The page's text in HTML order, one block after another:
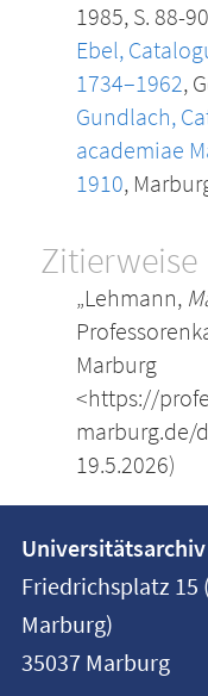
1985, S. 88-
Ebel,
1734–1962,
Gundlach,
academiae
1910,
Zitierweise
„Lehmann,
Marburg
<https://
marburg.de/
19.5.2026)
Kontakt
und
zur
der
Universität
Marburg
Universitätsarchiv
Friedrichsplatz 15
Marburg)
35037 Marburg